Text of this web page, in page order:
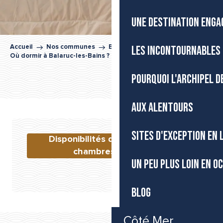
UNE DESTINATION
LES
POURQUOI L'ARCHIPEL
AUX ALENTOURS
SITES D'EXCEPTION EN
UN PEU PLUS LOIN EN
BLOG
Accueil Nos communes
Balaruc-les-Bains
Où dormir à Balaruc-les-Bains ?
Disponibilités des meublés et
chambres d'hôtes
BEST WESTERN HOTEL DES THERMES